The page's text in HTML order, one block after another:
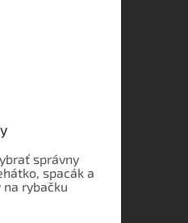
správny
spacák a
na rybačku